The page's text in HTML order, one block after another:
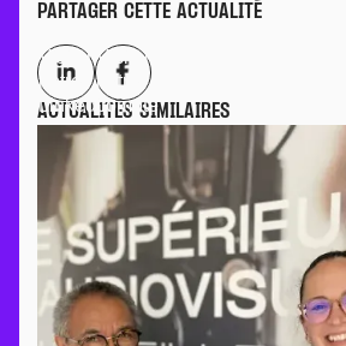
PARTAGER CETTE ACTUALITÉ
Visiter
notre
Linkedin
Visiter
notre
compte
Facebook
ACTUALITÉS SIMILAIRES